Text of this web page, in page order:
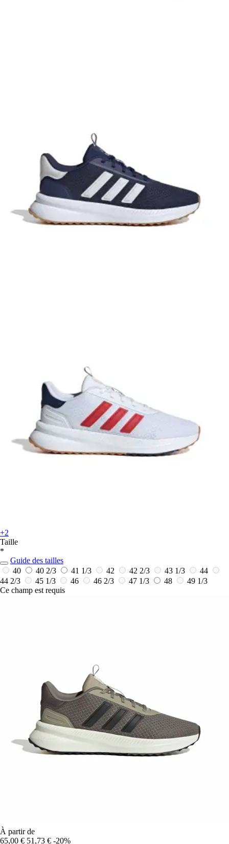
+2
Taille
*
Guide des tailles
40
40 2/3 41 1/3 42 42 2/3 43 1/3
44
44 2/3
45 1/3 46 46 2/3 47 1/3 48
49 1/3
Ce champ est requis
À partir de
65,00 € 51,73 € -20%